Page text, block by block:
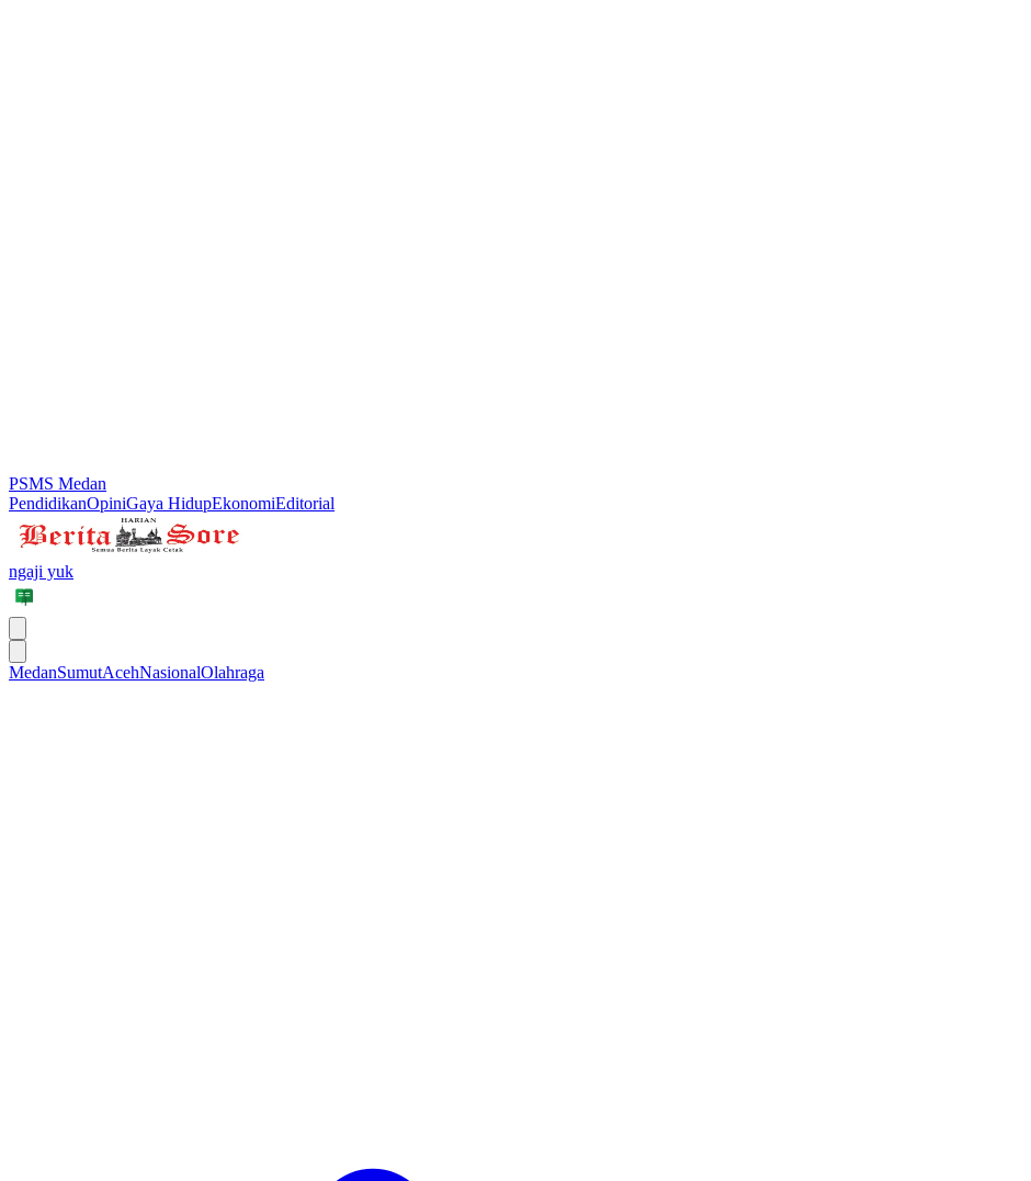
PSMS Medan
PendidikanOpiniGaya HidupEkonomiEditorial
ngaji yuk
MedanSumutAcehNasionalOlahraga